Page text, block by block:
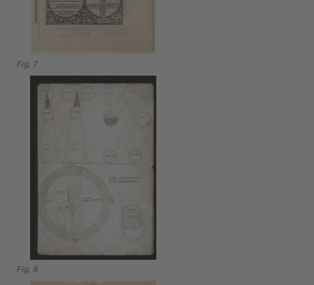
Fig. 7
Fig. 8